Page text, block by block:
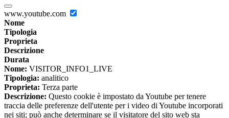
www.youtube.com
Nome
Tipologia
Proprieta
Descrizione
Durata
Nome: VISITOR_INFO1_LIVE
Tipologia: analitico
Proprieta: Terza parte
Descrizione: Questo cookie è impostato da Youtube per tenere
traccia delle preferenze dell'utente per i video di Youtube incorporati
nei siti; può anche determinare se il visitatore del sito web sta